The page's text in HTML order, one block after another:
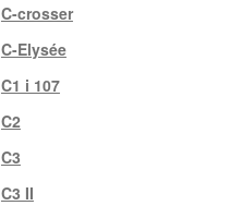
C-crosser
C-Elysée
C1 i 107
C2
C3
C3 II